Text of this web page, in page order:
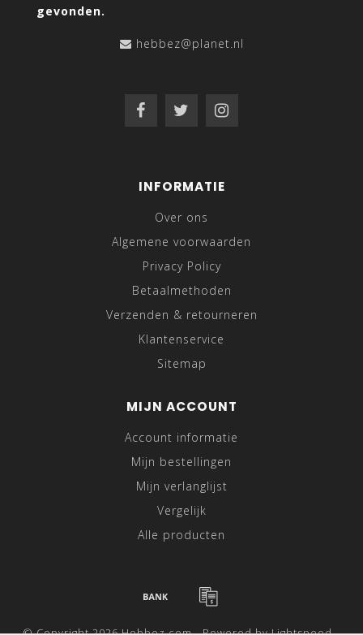
gevonden.
hebbez@planet.nl
INFORMATIE
Over ons
Algemene voorwaarden
Privacy Policy
Betaalmethoden
Verzenden & retourneren
Klantenservice
Sitemap
MIJN ACCOUNT
Account informatie
Mijn bestellingen
Mijn verlanglijst
Vergelijk
Alle producten